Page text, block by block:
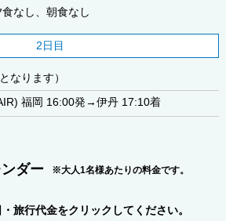
なし、朝食なし
2日目
なります）
福岡 16:00発→伊丹 17:10着
ダー ※大人1名様あたりの料金です。
旅行代金をクリックしてください。